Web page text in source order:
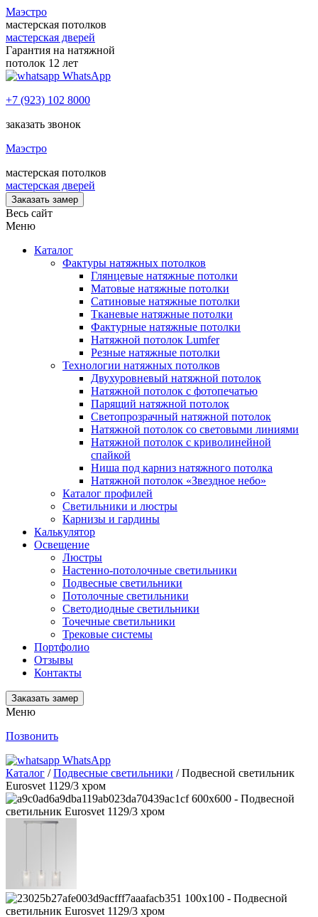
Маэстро
мастерская потолков
мастерская дверей
Гарантия на натяжной
потолок 12 лет
WhatsApp
+7 (923) 102 8000
заказать звонок
Маэстро
мастерская потолков
мастерская дверей
Заказать замер
Весь сайт
Меню
Каталог
Фактуры натяжных потолков
Глянцевые натяжные потолки
Матовые натяжные потолки
Сатиновые натяжные потолки
Тканевые натяжные потолки
Фактурные натяжные потолки
Натяжной потолок Lumfer
Резные натяжные потолки
Технологии натяжных потолков
Двухуровневый натяжной потолок
Натяжной потолок с фотопечатью
Парящий натяжной потолок
Светопрозрачный натяжной потолок
Натяжной потолок со световыми линиями
Натяжной потолок с криволинейной
спайкой
Ниша под карниз натяжного потолка
Натяжной потолок «Звездное небо»
Каталог профилей
Светильники и люстры
Карнизы и гардины
Калькулятор
Освещение
Люстры
Настенно-потолочные светильники
Подвесные светильники
Потолочные светильники
Светодиодные светильники
Точечные светильники
Трековые системы
Портфолио
Отзывы
Контакты
Заказать замер
Меню
Позвонить
WhatsApp
Каталог /Подвесные светильники / Подвесной светильник
Eurosvet 1129/3 хром